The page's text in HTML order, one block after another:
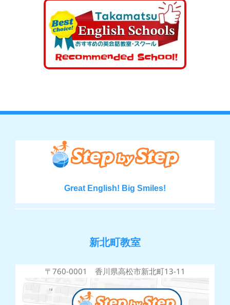
Great English! Big Smiles!
新北町教室
〒760-0001 香川県高松市新北町13-11